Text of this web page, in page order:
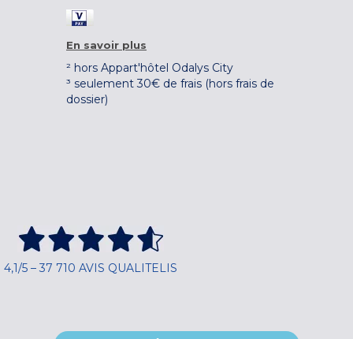
En savoir plus
² hors Appart'hôtel Odalys City
³ seulement 30€ de frais (hors frais de
dossier)
4,1/5 – 37 710 AVIS QUALITELIS